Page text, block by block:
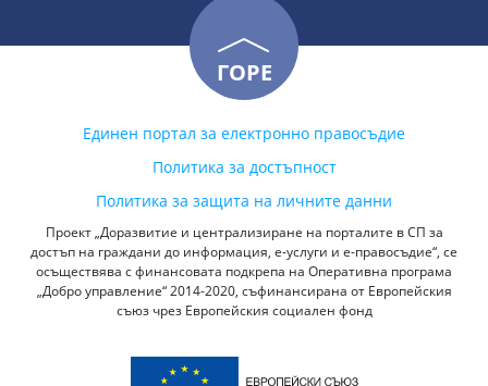
ГОРЕ
Единен портал за електронно правосъдие
Политика за достъпност
Политика за защита на личните данни
Проект „Доразвитие и централизиране на порталите в СП за
достъп на граждани до информация, е-услуги и е-правосъдие“, се
осъществява с финансовата подкрепа на Оперативна програма
„Добро управление“ 2014-2020, съфинансирана от Европейския
съюз чрез Европейския социален фонд